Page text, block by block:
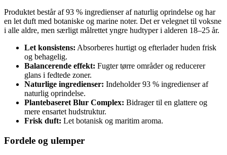
Produktet består af 93 % ingredienser af naturlig oprindelse og har
en let duft med botaniske og marine noter. Det er velegnet til voksne
i alle aldre, men særligt målrettet yngre hudtyper i alderen 18–25 år.
Let konsistens: Absorberes hurtigt og efterlader huden frisk
og behagelig.
Balancerende effekt: Fugter tørre områder og reducerer
glans i fedtede zoner.
Naturlige ingredienser: Indeholder 93 % ingredienser af
naturlig oprindelse.
Plantebaseret Blur Complex: Bidrager til en glattere og
mere ensartet hudstruktur.
Frisk duft: Let botanisk og maritim aroma.
Fordele og ulemper